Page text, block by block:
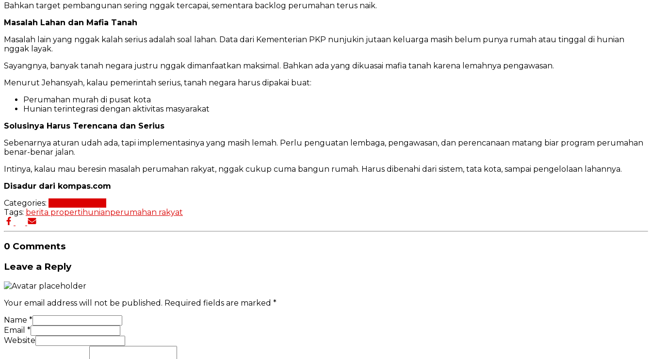
Bahkan target pembangunan sering nggak tercapai, sementara backlog perumahan terus naik.
Masalah Lahan dan Mafia Tanah
Masalah lain yang nggak kalah serius adalah soal lahan. Data dari Kementerian PKP nunjukin jutaan keluarga masih belum punya rumah atau tinggal di hunian
nggak layak.
Sayangnya, banyak tanah negara justru nggak dimanfaatkan maksimal. Bahkan ada yang dikuasai mafia tanah karena lemahnya pengawasan.
Menurut Jehansyah, kalau pemerintah serius, tanah negara harus dipakai buat:
Perumahan murah di pusat kota
Hunian terintegrasi dengan aktivitas masyarakat
Solusinya Harus Terencana dan Serius
Sebenarnya aturan udah ada, tapi implementasinya yang masih lemah. Perlu penguatan lembaga, pengawasan, dan perencanaan matang biar program perumahan
benar-benar jalan.
Intinya, kalau mau beresin masalah perumahan rakyat, nggak cukup cuma bangun rumah. Harus dibenahi dari sistem, tata kota, sampai pengelolaan lahannya.
Disadur dari kompas.com
Categories:
Tags: berita properti hunianperumahan rakyat
0 Comments
Leave a Reply
Your email address will not be published. Required fields are marked *
Name *
Email *
Website